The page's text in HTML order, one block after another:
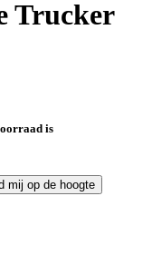
Trucker
is
mij op de hoogte